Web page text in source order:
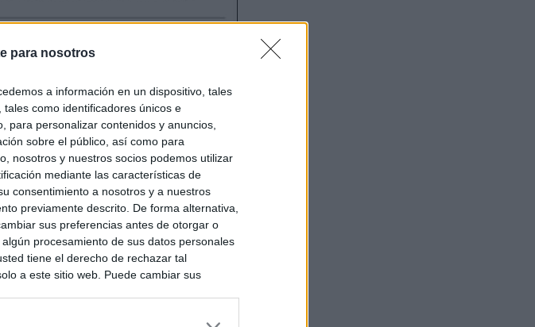
para nosotros
a información en un dispositivo, tales
como identificadores únicos e
para personalizar contenidos y anuncios,
sobre el público, así como para
nosotros y nuestros socios podemos utilizar
mediante las características de
consentimiento a nosotros y a nuestros
previamente descrito. De forma alternativa,
sus preferencias antes de otorgar o
procesamiento de sus datos personales
tiene el derecho de rechazar tal
a este sitio web. Puede cambiar sus